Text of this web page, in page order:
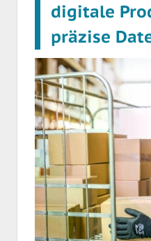
digitale
präzise